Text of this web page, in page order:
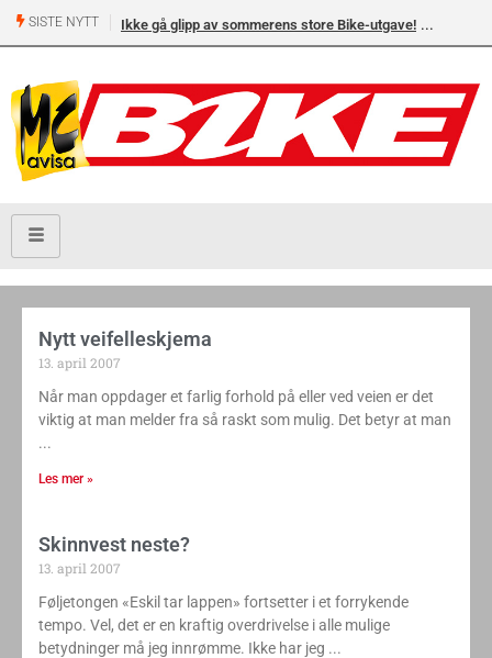
SISTE NYTT Ikke gå glipp av sommerens store Bike-utgave!
Nytt veifelleskjema
13. april 2007
Når man oppdager et farlig forhold på eller ved veien er det
viktig at man melder fra så raskt som mulig. Det betyr at man
Les mer »
Skinnvest neste?
13. april 2007
Føljetongen «Eskil tar lappen» fortsetter i et forrykende
tempo. Vel, det er en kraftig overdrivelse i alle mulige
betydninger må jeg innrømme. Ikke har jeg